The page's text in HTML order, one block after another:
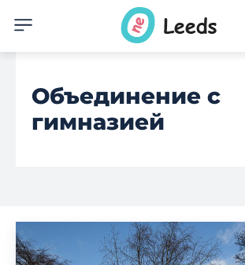
Объединение с
гимназией